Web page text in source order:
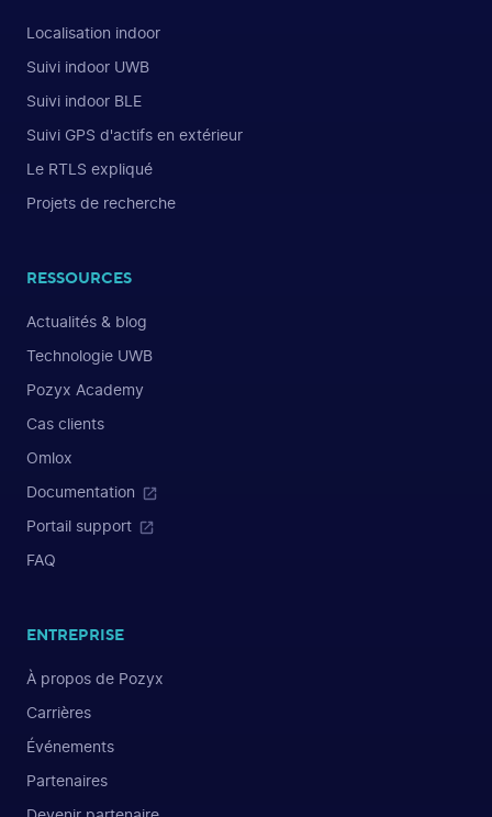
Localisation indoor
Suivi indoor UWB
Suivi indoor BLE
Suivi GPS d'actifs en extérieur
Le RTLS expliqué
Projets de recherche
RESSOURCES
Actualités & blog
Technologie UWB
Pozyx Academy
Cas clients
Omlox
Documentation
Portail support
FAQ
ENTREPRISE
À propos de Pozyx
Carrières
Événements
Partenaires